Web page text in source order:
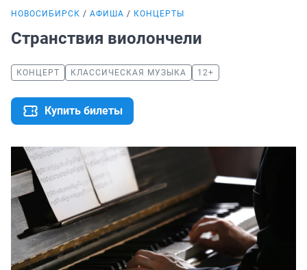
НОВОСИБИРСК АФИША КОНЦЕРТЫ
Странствия виолончели
КОНЦЕРТ КЛАССИЧЕСКАЯ МУЗЫКА 12+
Купить билеты